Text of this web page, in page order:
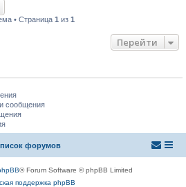
• Страница 1 из 1
Перейти
сообщения
форумов
® Forum Software © phpBB Limited
поддержка phpBB